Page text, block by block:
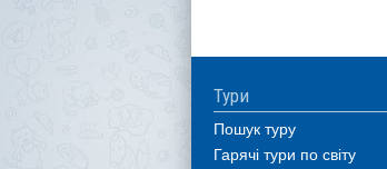
Тури
Пошук туру
Гарячі тури по світу